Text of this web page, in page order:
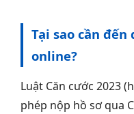
Tại sao cần
online?
Luật Căn cước 2023
phép nộp hồ sơ qua